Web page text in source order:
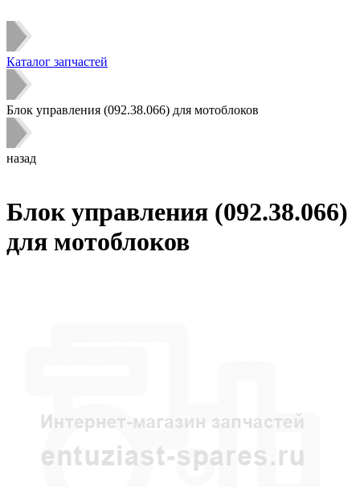
Каталог запчастей
Блок управления (092.38.066) для мотоблоков
назад
Блок управления (092.38.066)
для мотоблоков